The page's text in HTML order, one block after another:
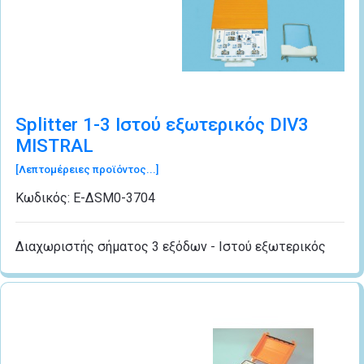
Splitter 1-3 Ιστού εξωτερικός DIV3
MISTRAL
[Λεπτομέρειες προϊόντος...]
Κωδικός: Ε-ΔSM0-3704
Διαχωριστής σήματος 3 εξόδων - Ιστού εξωτερικός